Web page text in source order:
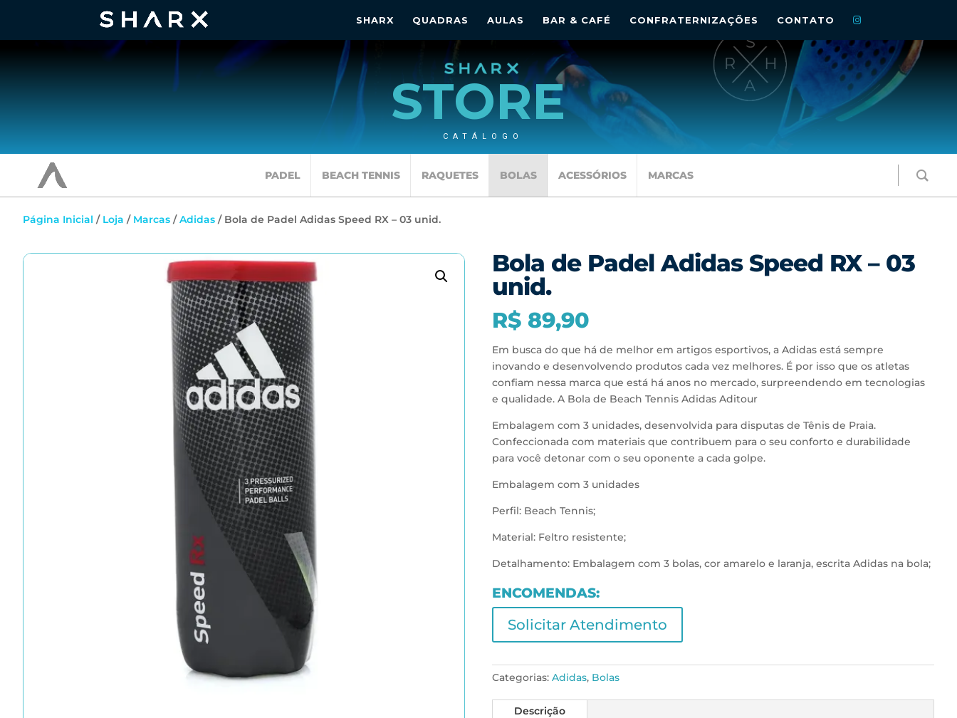
SHARX QUADRAS AULAS BAR & CAFÉ CONFRATERNIZAÇÕES CONTATO
STORE
CATÁLOGO
PADEL BEACH TENNIS RAQUETES BOLAS ACESSÓRIOS MARCAS
Página Inicial / Loja / Marcas /Adidas / Bola de Padel Adidas Speed RX – 03 unid.
Bola de Padel Adidas Speed RX – 03
unid.
R$ 89,90
Em busca do que há de melhor em artigos esportivos, a Adidas está sempre
inovando e desenvolvendo produtos cada vez melhores. É por isso que os atletas
confiam nessa marca que está há anos no mercado, surpreendendo em tecnologias
e qualidade. A Bola de Beach Tennis Adidas Aditour
Embalagem com 3 unidades, desenvolvida para disputas de Tênis de Praia.
Confeccionada com materiais que contribuem para o seu conforto e durabilidade
para você detonar com o seu oponente a cada golpe.
Embalagem com 3 unidades
Perfil: Beach Tennis;
Material: Feltro resistente;
Detalhamento: Embalagem com 3 bolas, cor amarelo e laranja, escrita Adidas na bola;
ENCOMENDAS:
Solicitar Atendimento
Categorias:Adidas, Bolas
Descrição